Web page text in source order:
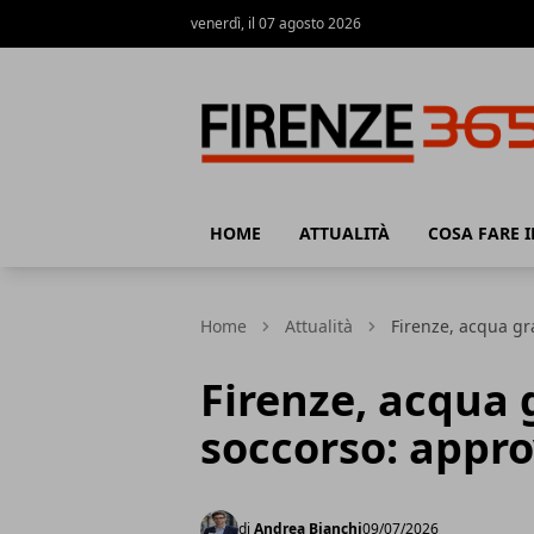
venerdì, il 07 agosto 2026
HOME ATTUALITÀ COSA FARE
Home Attualità Firenze, acqua
Firenze,
soccorso:
di Andrea Bianchi09/07/2026